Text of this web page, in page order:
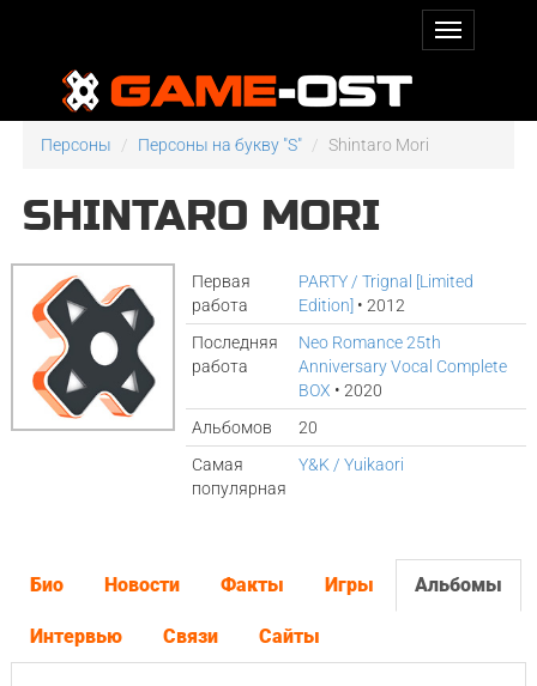
Персоны Персоны на букву "S" Shintaro Mori
SHINTARO MORI
Первая
работа
PARTY / Trignal [Limited
Edition] • 2012
Последняя
работа
Neo Romance 25th
Anniversary Vocal Complete
BOX • 2020
Альбомов
20
Самая
популярная
Y&K / Yuikaori
Био Новости Факты Игры Альбомы
Интервью Связи Сайты